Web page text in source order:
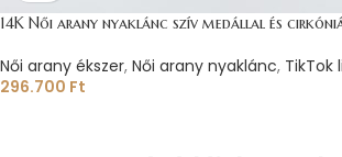
14K Női arany nyaklánc szív medállal és
Női arany ékszer, Női arany nyaklánc, TikTok
296.700 Ft